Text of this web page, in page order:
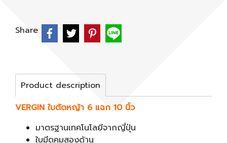
Share
Product description
VERGIN ใบตัดหญ้า 6 แฉก 10 นิ้ว
มาตรฐานเทคโนโลยีจากญี่ปุ่น
ใบมีดคมสองด้าน